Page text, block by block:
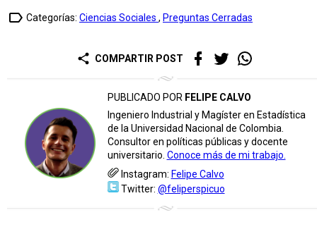
label_outline Categorías: Ciencias Sociales , Preguntas Cerradas
share COMPARTIR POST
PUBLICADO POR FELIPE CALVO
Ingeniero Industrial y Magíster en Estadística
de la Universidad Nacional de Colombia.
Consultor en políticas públicas y docente
universitario. Conoce más de mi trabajo.
Instagram: Felipe Calvo
Twitter: @feliperspicuo